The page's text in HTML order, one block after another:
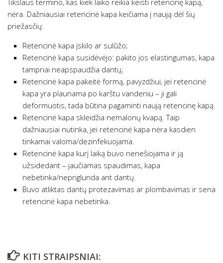
nėra. Dažniausiai retencinė kapa keičiama į naują dėl šių
priežasčių:
Retencinė kapa įskilo ar sulūžo;
Retencinė kapa susidėvėjo: pakito jos elastingumas, kapa
tampriai neapspaudžia dantų;
Retencinė kapa pakeitė formą, pavyzdžiui, jei retencinė
kapa yra plaunama po karštu vandeniu – ji gali
deformuotis, tada būtina pagaminti naują retencinę kapą.
Retencinė kapa skleidžia nemalonų kvapą. Taip
dažniausiai nutinka, jei retencinė kapa nėra kasdien
tinkamai valoma/dezinfekuojama.
Retencinė kapa kurį laiką buvo nenešiojama ir ją
užsidedant – jaučiamas spaudimas, kapa
nebetinka/nepriglunda ant dantų.
Buvo atliktas dantų protezavimas ar plombavimas ir sena
retencinė kapa nebetinka.
KITI STRAIPSNIAI: